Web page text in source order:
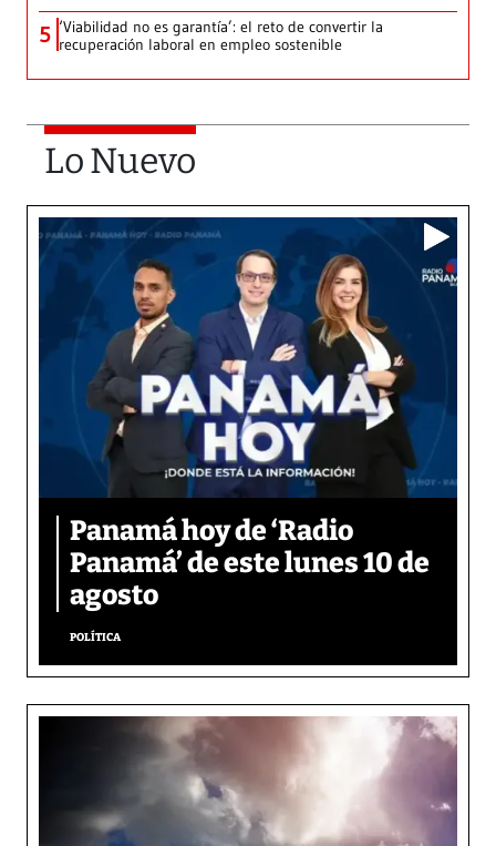
5 ‘Viabilidad no es garantía’: el reto de convertir la
recuperación laboral en empleo sostenible
Lo Nuevo
Panamá hoy de ‘Radio
Panamá’ de este lunes 10 de
agosto
POLÍTICA